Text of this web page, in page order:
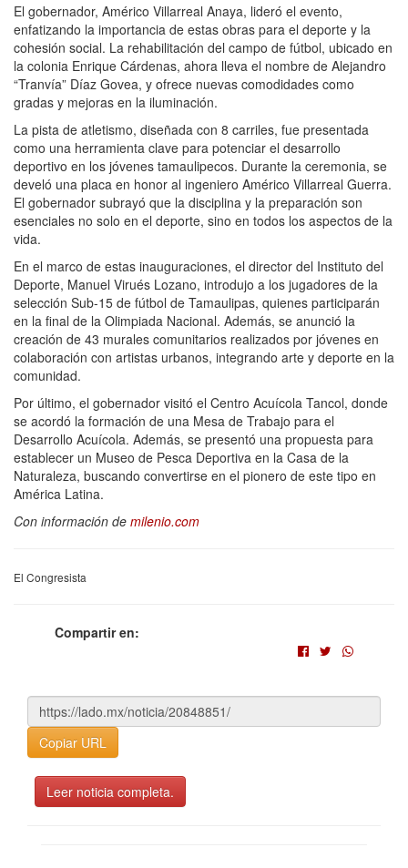
El gobernador, Américo Villarreal Anaya, lideró el evento,
enfatizando la importancia de estas obras para el deporte y la
cohesión social. La rehabilitación del campo de fútbol, ubicado en
la colonia Enrique Cárdenas, ahora lleva el nombre de Alejandro
“Tranvía” Díaz Govea, y ofrece nuevas comodidades como
gradas y mejoras en la iluminación.
La pista de atletismo, diseñada con 8 carriles, fue presentada
como una herramienta clave para potenciar el desarrollo
deportivo en los jóvenes tamaulipecos. Durante la ceremonia, se
develó una placa en honor al ingeniero Américo Villarreal Guerra.
El gobernador subrayó que la disciplina y la preparación son
esenciales no solo en el deporte, sino en todos los aspectos de la
vida.
En el marco de estas inauguraciones, el director del Instituto del
Deporte, Manuel Virués Lozano, introdujo a los jugadores de la
selección Sub-15 de fútbol de Tamaulipas, quienes participarán
en la final de la Olimpiada Nacional. Además, se anunció la
creación de 43 murales comunitarios realizados por jóvenes en
colaboración con artistas urbanos, integrando arte y deporte en la
comunidad.
Por último, el gobernador visitó el Centro Acuícola Tancol, donde
se acordó la formación de una Mesa de Trabajo para el
Desarrollo Acuícola. Además, se presentó una propuesta para
establecer un Museo de Pesca Deportiva en la Casa de la
Naturaleza, buscando convertirse en el pionero de este tipo en
América Latina.
Con información de milenio.com
El Congresista
Compartir en:
Copiar URL
Leer noticia completa.